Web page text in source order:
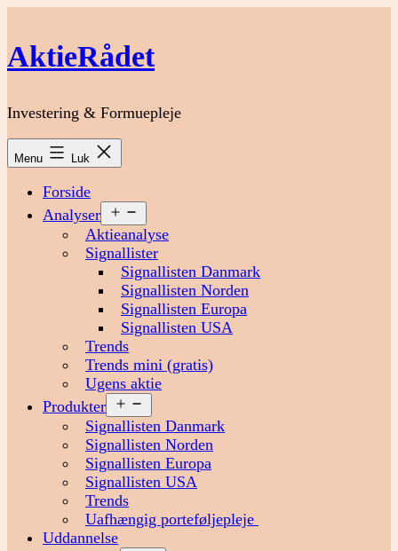
indhold
AktieRådet
Investering & Formuepleje
Menu Luk
Forside
Analyser
menu
Aktieanalyse
Signallister
Signallisten Danmark
Signallisten Norden
Signallisten Europa
Signallisten USA
Trends
Trends mini (gratis)
Ugens aktie
Produkter
menu
Signallisten Danmark
Signallisten Norden
Signallisten Europa
Signallisten USA
Trends
Uafhængig porteføljepleje
Uddannelse